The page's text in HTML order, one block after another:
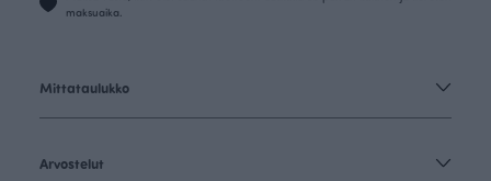
maksuaika.
Mittataulukko
Arvostelut